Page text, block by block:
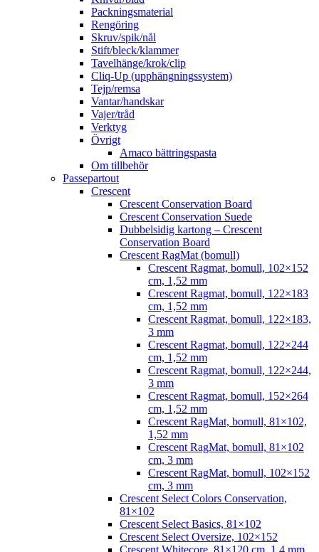
Packningsmaterial
Rengöring
Skruv/spik/nål
Stift/bleck/klammer
Tavelhänge/krok/clip
Cliq-Up (upphängningssystem)
Tejp/remsa
Vantar/handskar
Vajer/tråd
Verktyg
Övrigt
Amaco bättringspasta
Om tillbehör
Passepartout
Crescent
Crescent Conservation Board
Crescent Conservation Suede
Dubbelsidig kartong – Crescent
Conservation Board
Crescent RagMat (bomull)
Crescent Ragmat, bomull, 102×152
cm, 1,52 mm
Crescent Ragmat, bomull, 122×183
cm, 1,52 mm
Crescent Ragmat, bomull, 122×183,
3 mm
Crescent Ragmat, bomull, 122×244
cm, 1,52 mm
Crescent Ragmat, bomull, 122×244,
3 mm
Crescent Ragmat, bomull, 152×264
cm, 1,52 mm
Crescent RagMat, bomull, 81×102,
1,52 mm
Crescent RagMat, bomull, 81×102
cm, 3 mm
Crescent RagMat, bomull, 102×152
cm, 3 mm
Crescent Select Colors Conservation,
81×102
Crescent Select Basics, 81×102
Crescent Select Oversize, 102×152
Crescent Whitecore, 81×120 cm, 1,4 mm